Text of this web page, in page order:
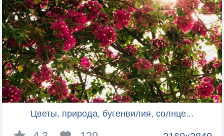
Цветы, природа, бугенвилия, солнце...